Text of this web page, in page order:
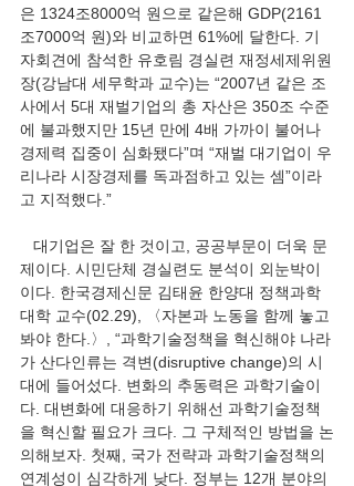
은 1324조8000억 원으로 같은해 GDP(2161
조7000억 원)와 비교하면 61%에 달한다. 기
자회견에 참석한 유호림 경실련 재정세제위원
장(강남대 세무학과 교수)는 “2007년 같은 조
사에서 5대 재벌기업의 총 자산은 350조 수준
에 불과했지만 15년 만에 4배 가까이 불어나
경제력 집중이 심화됐다”며 “재벌 대기업이 우
리나라 시장경제를 독과점하고 있는 셈”이라
고 지적했다.”
제이다. 시민단체 경실련도 분석이 외눈박이
이다. 한국경제신문 김태윤 한양대 정책과학
대학 교수(02.29), 〈자본과 노동을 함께 놓고
봐야 한다.〉, “과학기술정책을 혁신해야 나라
가 산다인류는 격변(disruptive change)의 시
대에 들어섰다. 변화의 추동력은 과학기술이
다. 대변화에 대응하기 위해선 과학기술정책
을 혁신할 필요가 크다. 그 구체적인 방법을 논
의해보자. 첫째, 국가 전략과 과학기술정책의
연계성이 심각하게 낮다. 정부는 12개 분야의